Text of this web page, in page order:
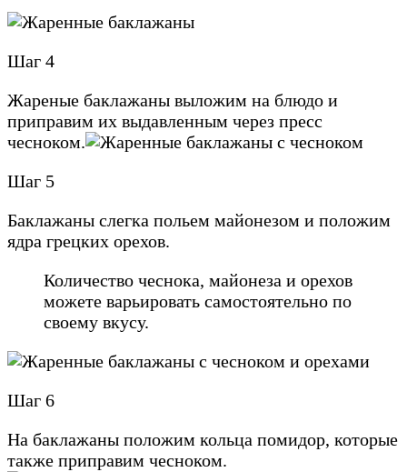
Шаг 4
Жареные баклажаны выложим на блюдо и
приправим их выдавленным через пресс
чесноком.
Шаг 5
Баклажаны слегка польем майонезом и положим
ядра грецких орехов.
Количество чеснока, майонеза и орехов
можете варьировать самостоятельно по
своему вкусу.
Шаг 6
На баклажаны положим кольца помидор, которые
также приправим чесноком.